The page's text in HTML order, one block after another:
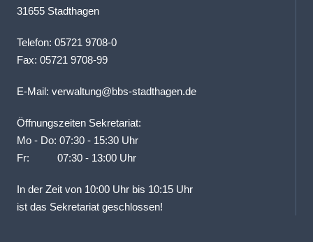
31655 Stadthagen
Telefon: 05721 9708-0
Fax: 05721 9708-99
E-Mail: verwaltung@bbs-stadthagen.de
Öffnungszeiten Sekretariat:
Mo - Do: 07:30 - 15:30 Uhr
Fr: 07:30 - 13:00 Uhr
In der Zeit von 10:00 Uhr bis 10:15 Uhr
ist das Sekretariat geschlossen!